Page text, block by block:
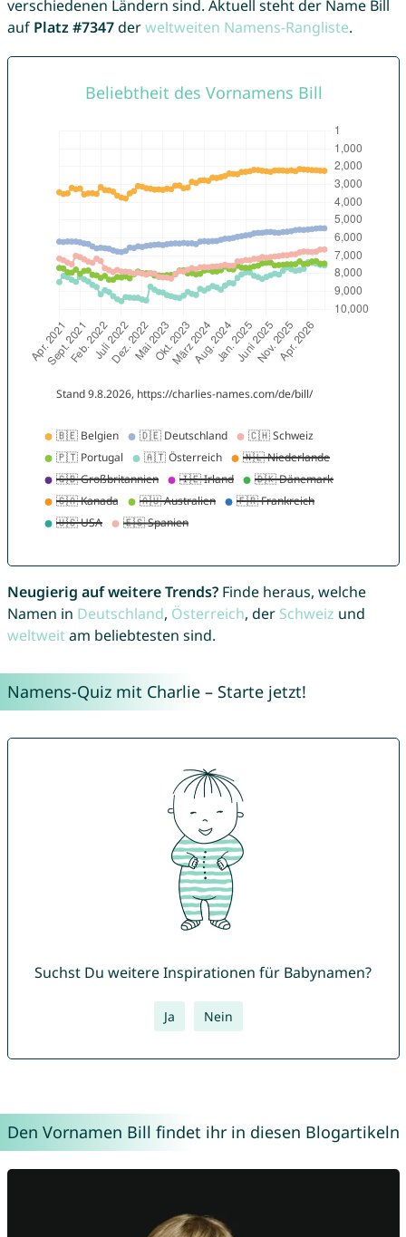
verschiedenen Ländern sind. Aktuell steht der Name Bill
auf Platz #7347derweltweiten Namens-Rangliste.
Neugierig auf weitere Trends?Finde heraus, welche
Namen in Deutschland, Österreich, der Schweiz und
weltweitam beliebtesten sind.
Namens-Quiz mit Charlie – Starte jetzt!
Suchst Du weitere Inspirationen für Babynamen?
Ja Nein
Den Vornamen Bill findet ihr in diesen Blogartikeln